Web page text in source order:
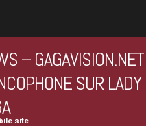
– GAGAVISION.NET
SUR LADY
site